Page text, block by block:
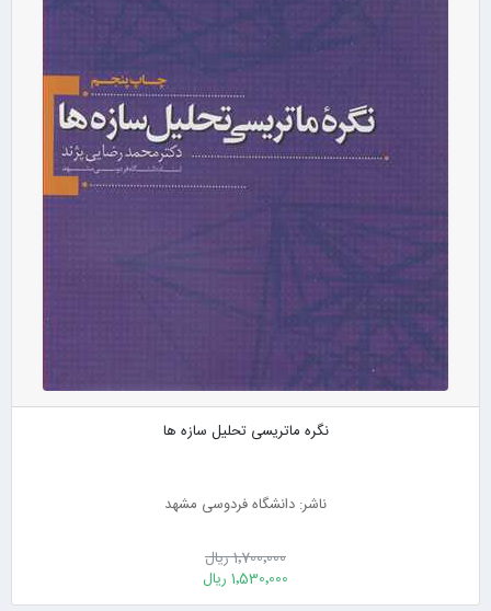
نگره ماتریسی تحلیل سازه ها
ناشر: دانشگاه فردوسی مشهد
1٬700٬000 ریال
1٬530٬000 ریال